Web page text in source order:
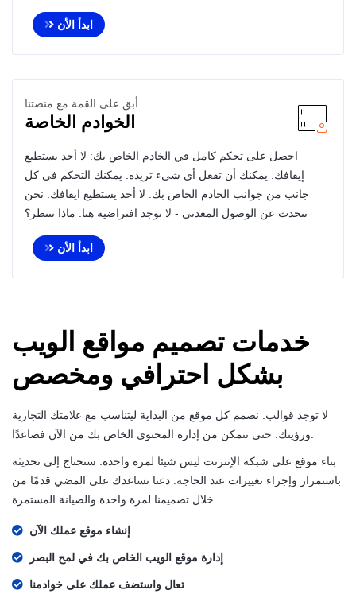
ابدأ الأن
أبق على القمة مع منصتنا
الخوادم الخاصة
احصل على تحكم كامل في الخادم الخاص بك: لا أحد يستطيع
إيقافك. يمكنك أن تفعل أي شيء تريده. يمكنك التحكم في كل
جانب من جوانب الخادم الخاص بك. لا أحد يستطيع ايقافك. نحن
نتحدث عن الوصول المعدني - لا توجد افتراضية هنا. ماذا تنتظر؟
ابدأ الأن
خدمات تصميم مواقع الويب
بشكل احترافي ومخصص
لا توجد قوالب. نصمم كل موقع من البداية ليتناسب مع علامتك التجارية
بناء موقع على شبكة الإنترنت ليس شيئا لمرة واحدة. ستحتاج إلى تحديثه
باستمرار وإجراء تغييرات عند الحاجة. دعنا نساعدك على المضي قدمًا من
إنشاء موقع عملك الآن
إدارة موقع الويب الخاص بك في لمح البصر
تعال واستضف عملك على خوادمنا